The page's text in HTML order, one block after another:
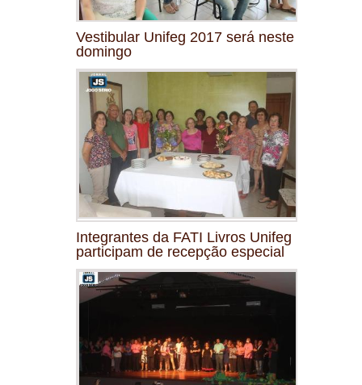
Vestibular Unifeg 2017 será neste
domingo
Integrantes da FATI Livros Unifeg
participam de recepção especial